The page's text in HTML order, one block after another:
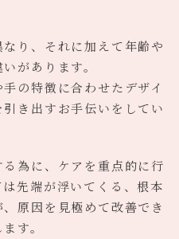
り、それに加えて年齢や
があります。
の特徴に合わせたデザイ
き出すお手伝いをしてい
為に、ケアを重点的に行
先端が浮いてくる、根本
原因を見極めて改善でき
す。